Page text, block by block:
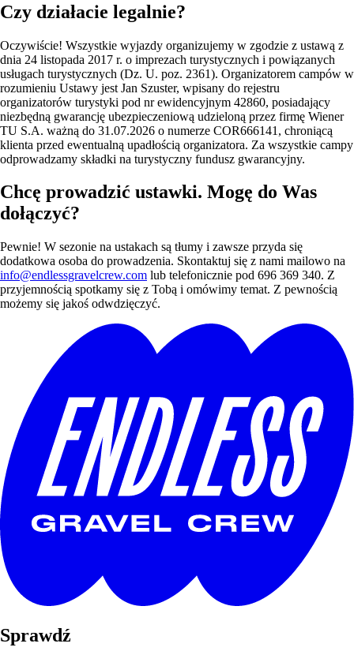
Czy działacie legalnie?
Oczywiście! Wszystkie wyjazdy organizujemy w zgodzie z ustawą z
dnia 24 listopada 2017 r. o imprezach turystycznych i powiązanych
usługach turystycznych (Dz. U. poz. 2361). Organizatorem campów w
rozumieniu Ustawy jest Jan Szuster, wpisany do rejestru
organizatorów turystyki pod nr ewidencyjnym 42860, posiadający
niezbędną gwarancję ubezpieczeniową udzieloną przez firmę Wiener
TU S.A. ważną do 31.07.2026 o numerze COR666141, chroniącą
klienta przed ewentualną upadłością organizatora. Za wszystkie campy
odprowadzamy składki na turystyczny fundusz gwarancyjny.
Chcę prowadzić ustawki. Mogę do Was
dołączyć?
Pewnie! W sezonie na ustakach są tłumy i zawsze przyda się
dodatkowa osoba do prowadzenia. Skontaktuj się z nami mailowo na
info@endlessgravelcrew.com lub telefonicznie pod 696 369 340. Z
przyjemnością spotkamy się z Tobą i omówimy temat. Z pewnością
możemy się jakoś odwdzięczyć.
Sprawdź